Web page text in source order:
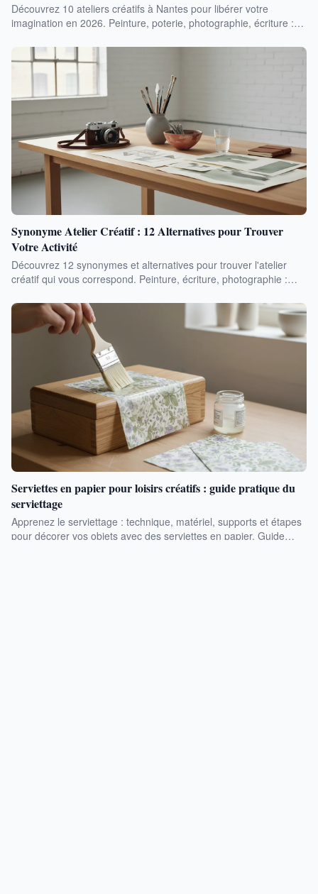
Découvrez 10 ateliers créatifs à Nantes pour libérer votre
imagination en 2026. Peinture, poterie, photographie, écriture :
Synonyme Atelier Créatif : 12 Alternatives pour Trouver
Votre Activité
Découvrez 12 synonymes et alternatives pour trouver l'atelier
créatif qui vous correspond. Peinture, écriture, photographie :
Serviettes en papier pour loisirs créatifs : guide pratique du
serviettage
Apprenez le serviettage : technique, matériel, supports et étapes
pour décorer vos objets avec des serviettes en papier. Guide